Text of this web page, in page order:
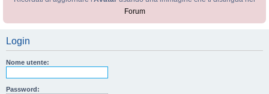
Forum
Login
Nome utente:
Password: